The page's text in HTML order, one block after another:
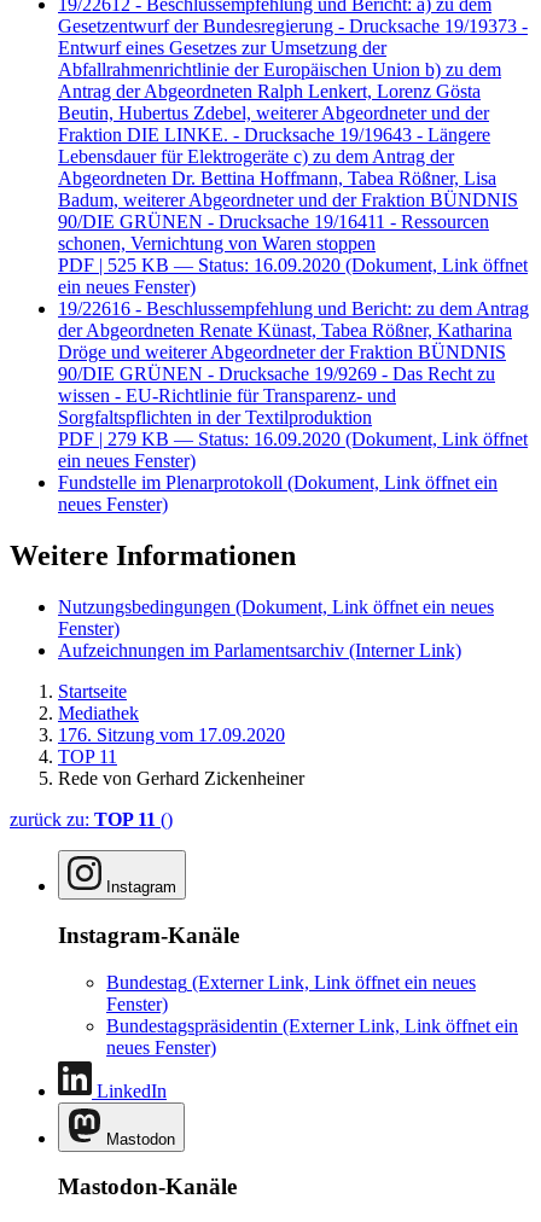
19/22612 - Beschlussempfehlung und Bericht: a) zu dem
Gesetzentwurf der Bundesregierung - Drucksache 19/19373 -
Entwurf eines Gesetzes zur Umsetzung der
Abfallrahmenrichtlinie der Europäischen Union b) zu dem
Antrag der Abgeordneten Ralph Lenkert, Lorenz Gösta
Beutin, Hubertus Zdebel, weiterer Abgeordneter und der
Fraktion DIE LINKE. - Drucksache 19/19643 - Längere
Lebensdauer für Elektrogeräte c) zu dem Antrag der
Abgeordneten Dr. Bettina Hoffmann, Tabea Rößner, Lisa
Badum, weiterer Abgeordneter und der Fraktion BÜNDNIS
90/DIE GRÜNEN - Drucksache 19/16411 - Ressourcen
schonen, Vernichtung von Waren stoppen
PDF | 525 KB — Status: 16.09.2020 (Dokument, Link öffnet
ein neues Fenster)
19/22616 - Beschlussempfehlung und Bericht: zu dem Antrag
der Abgeordneten Renate Künast, Tabea Rößner, Katharina
Dröge und weiterer Abgeordneter der Fraktion BÜNDNIS
90/DIE GRÜNEN - Drucksache 19/9269 - Das Recht zu
wissen - EU-Richtlinie für Transparenz- und
Sorgfaltspflichten in der Textilproduktion
PDF | 279 KB — Status: 16.09.2020 (Dokument, Link öffnet
ein neues Fenster)
Fundstelle im Plenarprotokoll (Dokument, Link öffnet ein
neues Fenster)
Weitere Informationen
Nutzungsbedingungen (Dokument, Link öffnet ein neues
Fenster)
Aufzeichnungen im Parlamentsarchiv (Interner Link)
Startseite
Mediathek
176. Sitzung vom 17.09.2020
TOP 11
Rede von Gerhard Zickenheiner
zurück zu: TOP 11 ()
Instagram
Instagram-Kanäle
Bundestag (Externer Link, Link öffnet ein neues
Fenster)
Bundestagspräsidentin (Externer Link, Link öffnet ein
neues Fenster)
LinkedIn
Mastodon
Mastodon-Kanäle